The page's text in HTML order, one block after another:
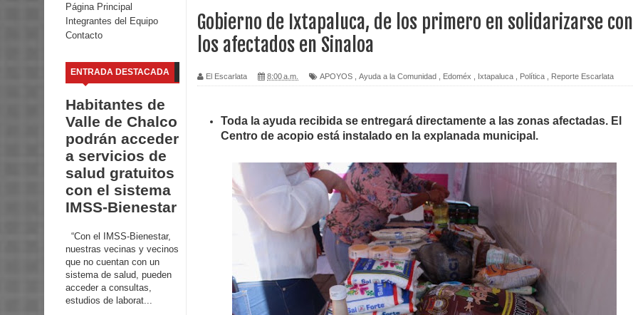
Página Principal
Integrantes del Equipo
Contacto
ENTRADA DESTACADA
Habitantes de
Valle de Chalco
podrán acceder
a servicios de
salud gratuitos
con el sistema
IMSS-Bienestar
“Con el IMSS-Bienestar,
nuestras vecinas y vecinos
que no cuentan con un
sistema de salud, pueden
acceder a consultas,
estudios de laborat...
Gobierno de Ixtapaluca, de los primero en solidarizarse con
los afectados en Sinaloa
El Escarlata 8:00 a.m. APOYOS Ayuda a la Comunidad Edoméx Ixtapaluca Política Reporte Escarlata
Toda la ayuda recibida se entregará directamente a las zonas afectadas. El
Centro de acopio está instalado en la explanada municipal.